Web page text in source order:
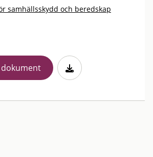
samhällsskydd och beredskap